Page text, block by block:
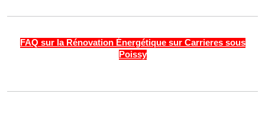
FAQ sur la Rénovation Énergétique sur Carrieres sous
Poissy